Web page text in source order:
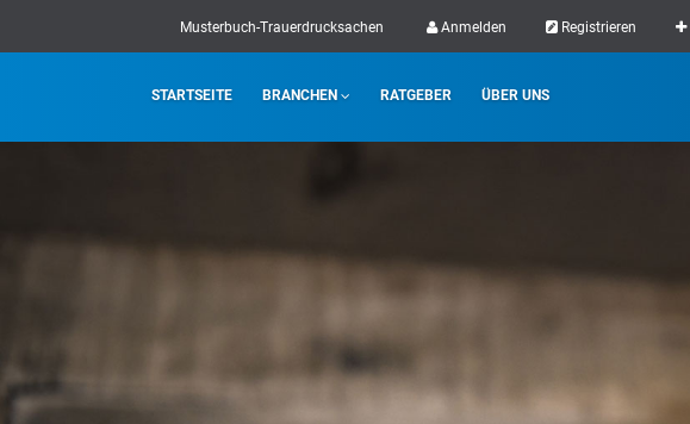
Musterbuch-Trauerdrucksachen Anmelden Registrieren
STARTSEITE BRANCHEN RATGEBER ÜBER UNS